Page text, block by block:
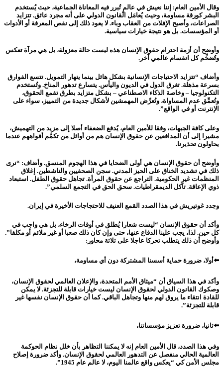
وقال الأمين العام: إننا نعيش في عالمٍ تُبرر فيه المعاناة الجماعية، حيث يُستخدم
البشر كورقة مساومة، وحيث يُعامَل القانون الدولي على أنه مجرد عائق. تتزايد
الصراعات، وأصبح الإفلات من العقاب وباء. لا يعود ذلك إلى نقص المعرفة أو الأدوات
أو المؤسسات. بل هو نتيجة خيارات سياسية.
وأوضح أن أزمة احترام حقوق الإنسان هذه ليست حالة معزولة، بل هي مرآة تعكس
وتُضخِّم كل انقسام عالمي آخر.
وأضاف “تتزايد الاحتياجات الإنسانية بشكل هائل بينما ينهار التمويل. تتسع الفوارق
بسرعة مذهلة. تغرق الدول في الديون واليأس. يتسارع تدهور المناخ. وتُستخدم
التكنولوجيا – وخاصة الذكاء الاصطناعي – بشكل متزايد بطرق تقمع الحقوق،
وتُعمِّق عدم المساواة، وتُعرِّض المهمشين لأشكال جديدة من التمييز، سواء على
الإنترنت أو في الواقع”.
وعلى كافة الجبهات، وفقا للأمين العام، يُدفع الضعفاء أصلا إلى مزيد من التهميش،
مشيرا إلى أن المدافعين عن حقوق الإنسان هم من أوائل من تكمَّم أفواههم عندما
يحاولون تحذيرنا.
وأوضح أن حقوق الإنسان هي أولى الضحايا في هذا الهجوم المنسق. وأضاف: “نرى
ذلك في تشديد الخناق على الحيز المدني. سجن الصحفيين والناشطين. إغلاق
المنظمات غير الحكومية. التراجع عن حقوق المرأة. تجاهل حقوق الطفل. استبعاد
ذوي الإعاقة. تآكل الديمقراطيات. سحق الحق في التجمع السلمي”.
وجدد غوتيريش في هذا الصدد القمع العنيف للاحتجاجات الأخيرة في إيران.
وأكد أن حقوق الإنسان “ليست شعارا يُطلق في أوقات الرخاء، بل هي واجب في
كل حين. لذا، يجب علينا الدفاع عنها، حتى وإن كان ذلك صعبا أو غير ملائم أو مكلفا”.
وأوضح أن ذلك يتطلب تحركا عاجلا على ثلاثة محاور:
⬅️أولا، ضرورة حماية أسسنا المشتركة دون أي مساومة،
وأكد في هذا السياق أن “ميثاق الأمم المتحدة، والإعلان العالمي لحقوق الإنسان،
وصكوك القانون الدولي لحقوق الإنسان ليست خيارات قابلة للتجزئة. لا يمكن
للقادة انتقاء ما يروق لهم منها وتجاهل الباقي. كما أن حقوق الإنسان نفسها غير
قابلة للتجزئة”.
⬅️ثانيا، ضرورة تعزيز مؤسساتنا،
وفي هذا الصدد، قال الأمين العام إنه لا يمكننا التظاهر بأن خلل نظام الحوكمة
العالمية الحالي منفصل عن التدهور العالمي لحقوق الإنسان. وأكد ضرورة إصلاح
مجلس الأمن كي “يعكس واقع عالمنا اليوم، لا عالم عام 1945”.